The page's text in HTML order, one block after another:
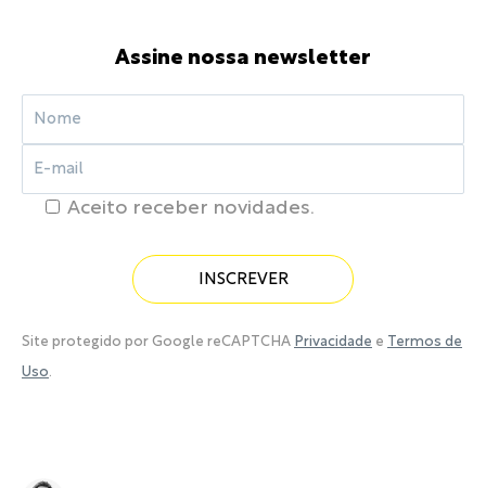
Assine nossa newsletter
Aceito receber novidades.
Site protegido por Google reCAPTCHA Privacidade e Termos de
Uso.